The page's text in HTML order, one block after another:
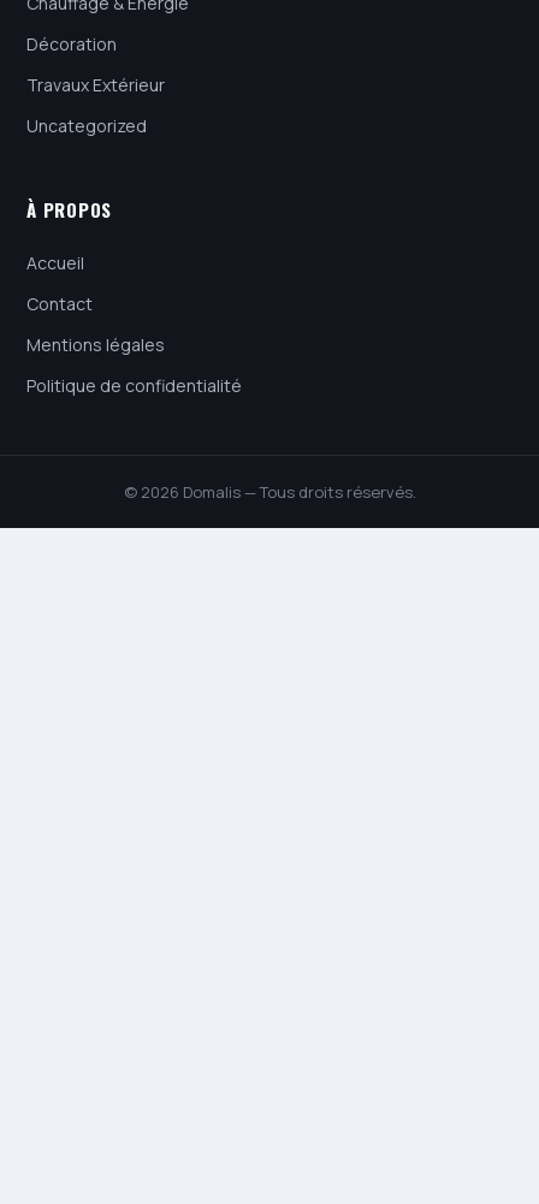
Décoration
Travaux Extérieur
Uncategorized
À PROPOS
Accueil
Contact
Mentions légales
Politique de confidentialité
© 2026 Domalis — Tous droits réservés.